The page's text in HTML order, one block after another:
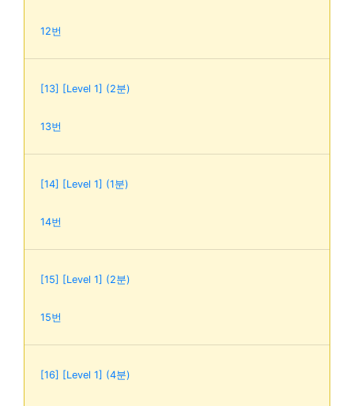
12번
[13] [Level 1] (2분)
13번
[14] [Level 1] (1분)
14번
[15] [Level 1] (2분)
15번
[16] [Level 1] (4분)